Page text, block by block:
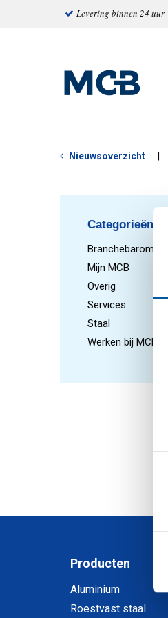
Levering binnen 24 uur
Nieuwsoverzicht
Categorieën
Branchebarometer
Mijn MCB
Overig
Services
Staal
Werken bij MCB
Producten
Aluminium
Roestvast staal